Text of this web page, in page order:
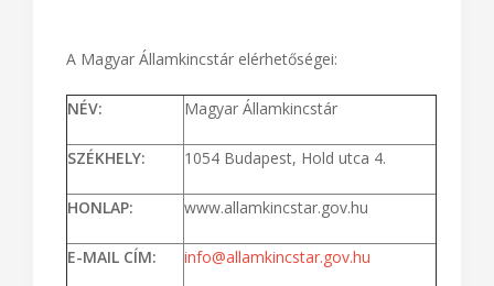
A Magyar Államkincstár elérhetőségei:
NÉV: Magyar Államkincstár
SZÉKHELY: 1054 Budapest, Hold utca 4.
HONLAP: www.allamkincstar.gov.hu
E-MAIL CÍM: info@allamkincstar.gov.hu